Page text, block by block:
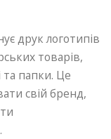
друк логотипів
товарів,
папки. Це
свій бренд,